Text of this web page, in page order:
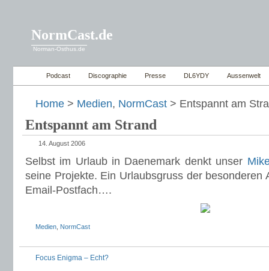
NormCast.de
Norman-Osthus.de
Podcast Discographie Presse DL6YDY Aussenwelt
Home > Medien, NormCast > Entspannt am
Entspannt am Strand
14. August 2006
Selbst im Urlaub in Daenemark denkt unser
seine Projekte. Ein Urlaubsgruss der besonderen
Email-Postfach….
Medien NormCast
Focus Enigma – Echt?